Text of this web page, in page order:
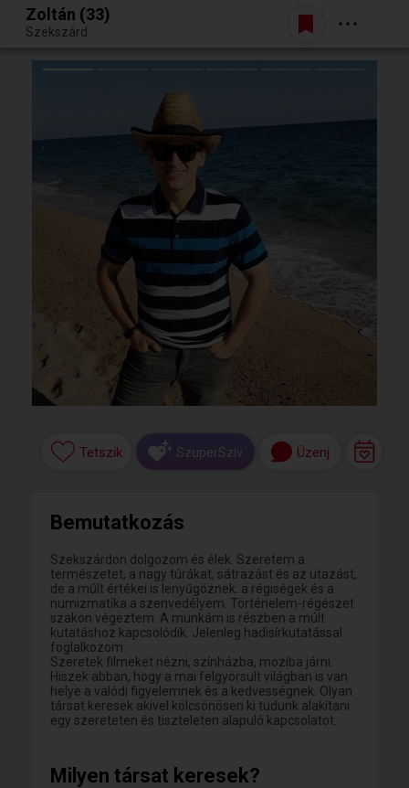
Egy jó randiból bármi lehet.
Belépés
Zoltán (33)
Szekszárd
Tetszik SzuperSzív Üzenj
Bemutatkozás
Szekszárdon dolgozom és élek. Szeretem a
természetet, a nagy túrákat, sátrazást és az utazást,
de a múlt értékei is lenyűgöznek: a régiségek és a
numizmatika a szenvedélyem. Történelem-régészet
szakon végeztem. A munkám is részben a múlt
kutatáshoz kapcsolódik. Jelenleg hadisírkutatással
foglalkozom.
Szeretek filmeket nézni, színházba, moziba járni.
Hiszek abban, hogy a mai felgyorsult világban is van
helye a valódi figyelemnek és a kedvességnek. Olyan
társat keresek akivel kölcsönösen ki tudunk alakítani
egy szereteten és tiszteleten alapuló kapcsolatot.
Milyen társat keresek?